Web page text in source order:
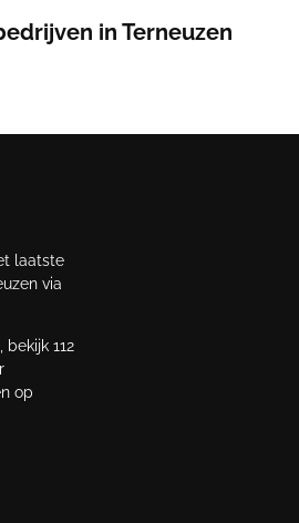
in Terneuzen
laatste
via
112
op